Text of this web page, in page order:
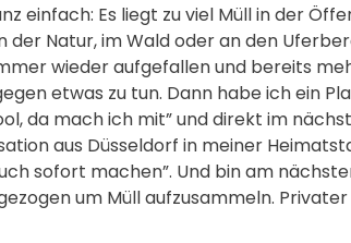
einfach: Es liegt zu viel Müll in der
der Natur, im Wald oder an den
wieder aufgefallen und bereits
etwas zu tun. Dann habe ich ein
da mach ich mit” und direkt im
aus Düsseldorf in meiner
sofort machen”. Und bin am
um Müll aufzusammeln.